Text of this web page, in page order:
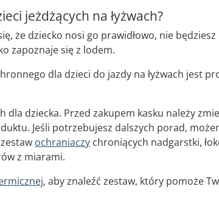
jeżdżących na łyżwach?
że dziecko nosi go prawidłowo, nie będziesz
zapoznaje się z lodem.
dla dzieci do jazdy na łyżwach jest
dla dziecka. Przed zakupem kasku należy
Jeśli potrzebujesz dalszych porad,
ochraniaczy chroniących nadgarstki,
z miarami.
, aby znaleźć zestaw, który pomoże